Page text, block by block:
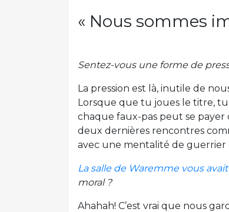
« Nous sommes
Sentez-vous une forme de
La pression est là, inutile de
Lorsque que tu joues le titre,
chaque faux-pas peut se payer
deux dernières rencontres
avec une mentalité de guerrier
La salle de Waremme vous
moral ?
Ahahah! C’est vrai que nous